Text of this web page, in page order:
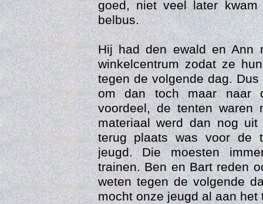
goed, niet veel later
belbus.
Hij had den ewald en Ann
winkelcentrum zodat ze
tegen de volgende dag.
om dan toch maar naar
voordeel, de tenten waren
materiaal werd dan nog
terug plaats was voor de
jeugd. Die moesten
trainen. Ben en Bart reden
weten tegen de volgende
mocht onze jeugd al aan het